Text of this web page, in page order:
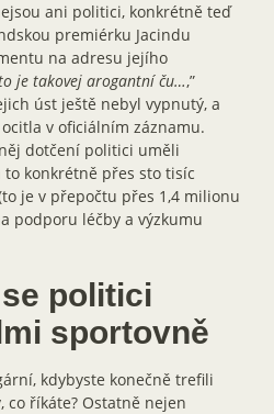
ani politici, konkrétně teď
premiérku Jacindu
na adresu jejího
je takovej arogantní ču…,”
úst ještě nebyl vypnutý, a
v oficiálním záznamu.
dotčení politici uměli
konkrétně přes sto tisíc
je v přepočtu přes 1,4 milionu
podporu léčby a výzkumu
politici
sportovně
kdybyste konečně trefili
co říkáte? Ostatně nejen